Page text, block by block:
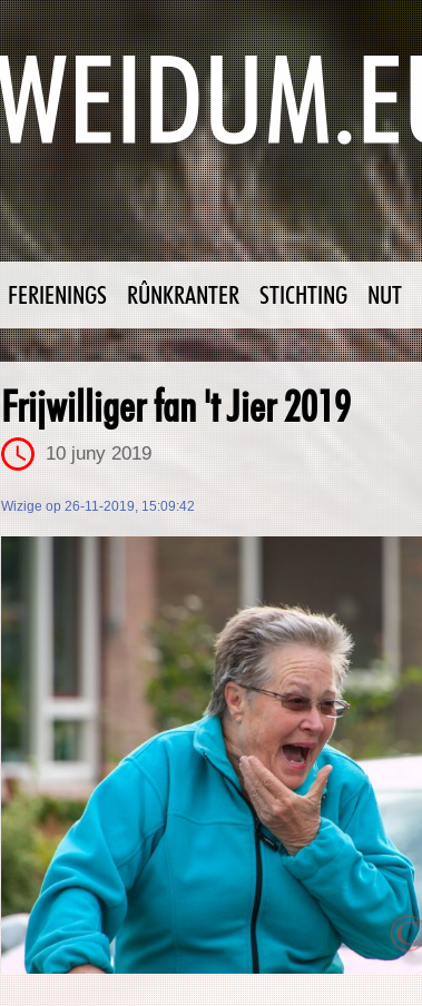
FERIENINGS RÛNKRANTER STICHTING NUT
Frijwilliger fan 't Jier 2019
10 juny 2019
Wizige op 26-11-2019, 15:09:42